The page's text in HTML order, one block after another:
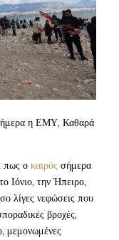
σήμερα η ΕΜΥ, Καθαρά
πως ο καιρός σήμερα
την Ήπειρο,
λίγες νεφώσεις που
βροχές,
μεμονωμένες